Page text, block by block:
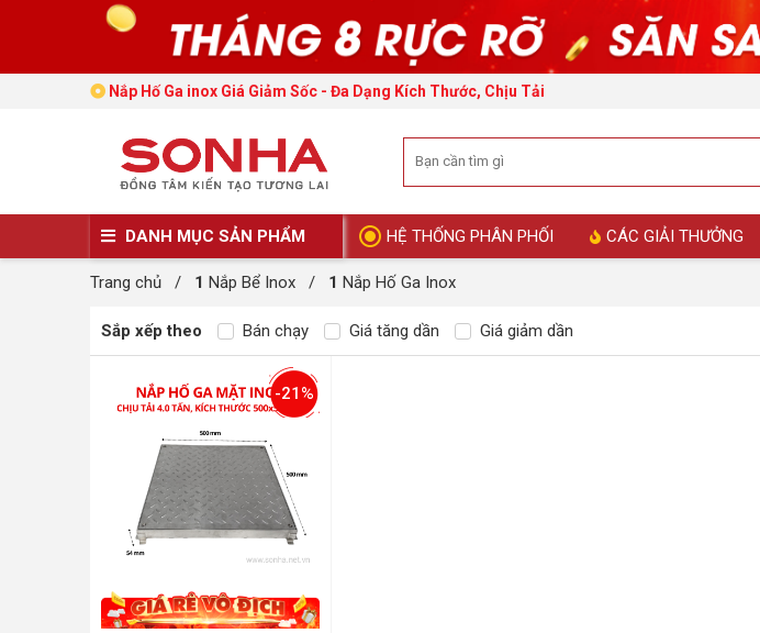
Nắp Hố Ga inox Giá Giảm Sốc - Đa Dạng Kích Thước, Chịu Tải
DANH MỤC SẢN PHẨM HỆ THỐNG PHÂN PHỐI CÁC GIẢI THƯỞNG
Trang chủ / 1 Nắp Bể Inox / 1 Nắp Hố Ga Inox
Sắp xếp theo Bán chạy Giá tăng dần Giá giảm dần
-21%